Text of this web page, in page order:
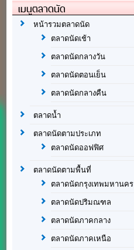
เมนูตลาดนัด
หน้ารวมตลาดนัด
ตลาดนัดเช้า
ตลาดนัดกลางวัน
ตลาดนัดตอนเย็น
ตลาดนัดกลางคืน
ตลาดน้ำ
ตลาดนัดตามประเภท
ตลาดนัดออฟฟิศ
ตลาดนัดตามพื้นที่
ตลาดนัดกรุงเทพมหานคร
ตลาดนัดปริมณฑล
ตลาดนัดภาคกลาง
ตลาดนัดภาคเหนือ